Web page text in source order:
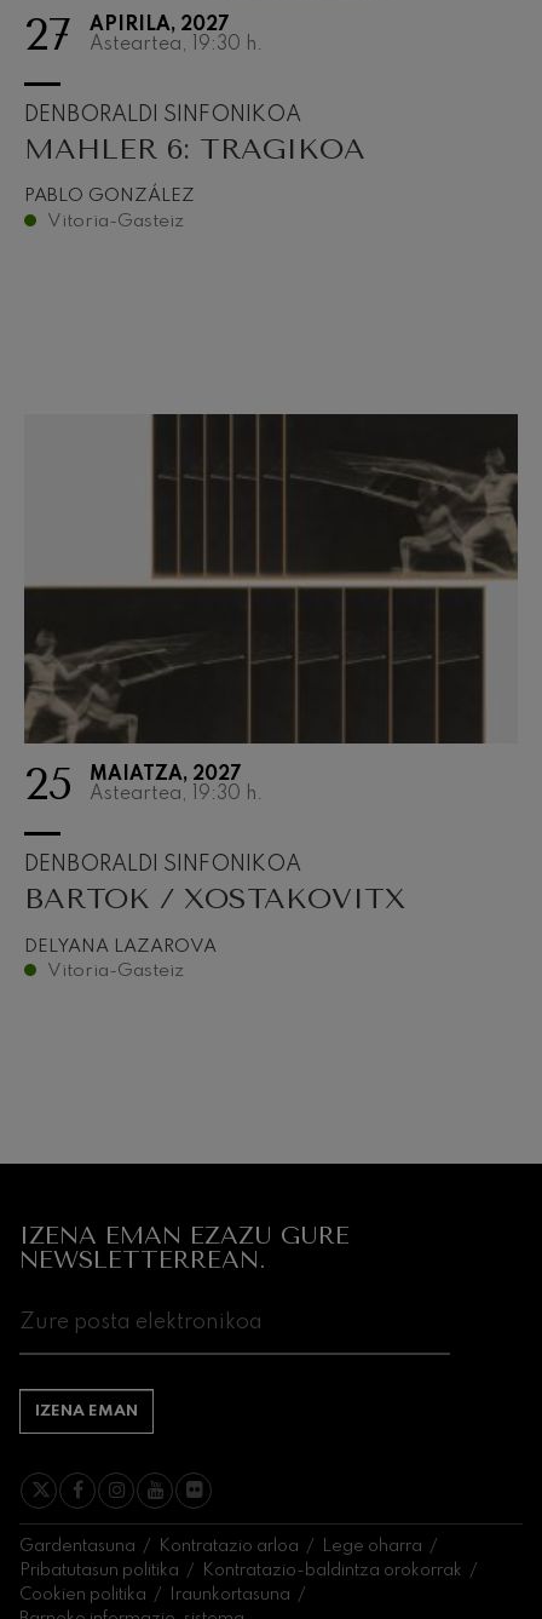
27
APIRILA, 2027
Asteartea, 19:30 h.
DENBORALDI SINFONIKOA
MAHLER 6: TRAGIKOA
PABLO GONZÁLEZ
Vitoria-Gasteiz
25
MAIATZA, 2027
Asteartea, 19:30 h.
DENBORALDI SINFONIKOA
BARTOK / XOSTAKOVITX
DELYANA LAZAROVA
Vitoria-Gasteiz
IZENA EMAN EZAZU GURE
NEWSLETTERREAN.
IZENA EMAN
Gardentasuna Kontratazio arloa
Lege oharra
Pribatutasun politika
Kontratazio-baldintza orokorrak
Cookien politika
Iraunkortasuna